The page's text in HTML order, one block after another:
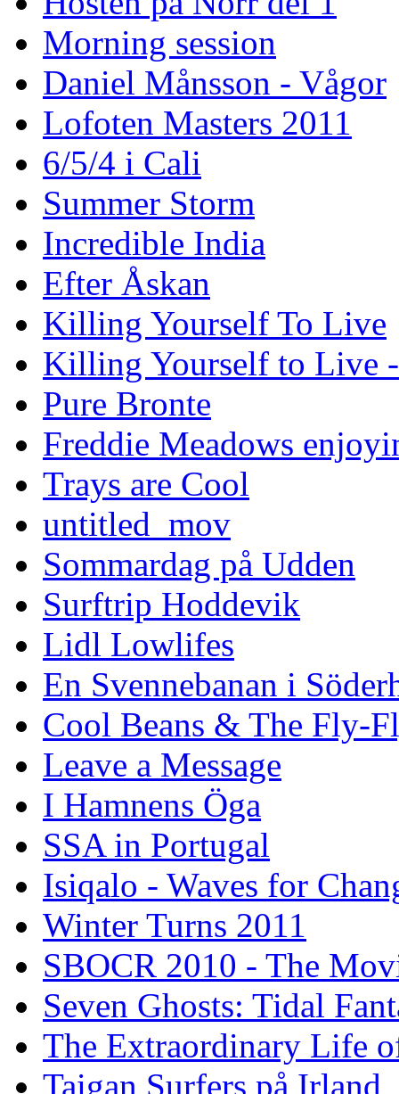
Morning session
Daniel Månsson - Vågor
Lofoten Masters 2011
6/5/4 i Cali
Summer Storm
Incredible India
Efter Åskan
Killing Yourself To Live
Killing Yourself to Live -
Pure Bronte
Freddie Meadows
Trays are Cool
untitled_mov
Sommardag på Udden
Surftrip Hoddevik
Lidl Lowlifes
En Svennebanan i
Cool Beans & The Fly-
Leave a Message
I Hamnens Öga
SSA in Portugal
Isiqalo - Waves for
Winter Turns 2011
SBOCR 2010 - The
Seven Ghosts: Tidal
The Extraordinary Life
Taigan Surfers på Irland